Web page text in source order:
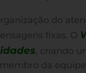
do
fixas. O
, criando
da